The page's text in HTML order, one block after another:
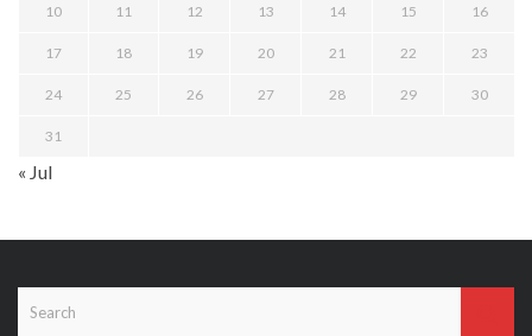
10 11 12 13 14 15 16
17 18 19 20 21 22 23
24 25 26 27 28 29 30
31
« Jul